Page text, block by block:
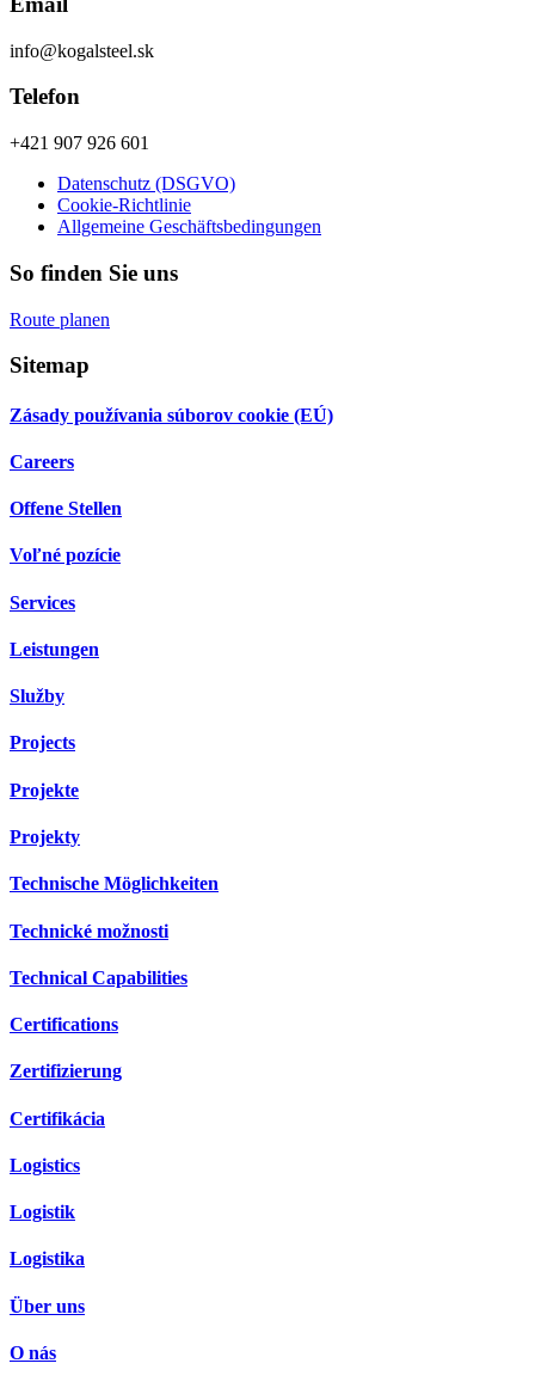
info@kogalsteel.sk
Telefon
+421 907 926 601
Datenschutz (DSGVO)
Cookie-Richtlinie
Allgemeine Geschäftsbedingungen
So finden Sie uns
Route planen
Sitemap
Zásady používania súborov cookie (EÚ)
Careers
Offene Stellen
Voľné pozície
Services
Leistungen
Služby
Projects
Projekte
Projekty
Technische Möglichkeiten
Technické možnosti
Technical Capabilities
Certifications
Zertifizierung
Certifikácia
Logistics
Logistik
Logistika
Über uns
O nás